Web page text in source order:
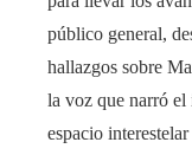
público general,
hallazgos sobre
la voz que narró el
espacio